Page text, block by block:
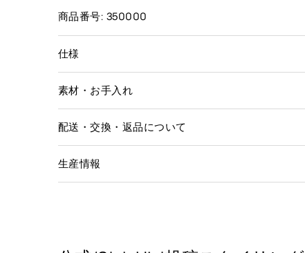
商品番号: 350000
仕様
素材・お手入れ
配送・交換・返品について
生産情報